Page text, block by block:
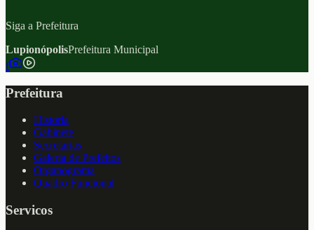
Siga a Prefeitura
LupionópolisPrefeitura Municipal
f
Prefeitura
Historia
Gabinete
Secretarias
Galeria de Prefeitos
Organograma
Quadro Funcional
Servicos